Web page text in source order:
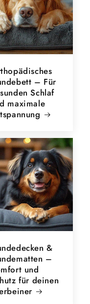
– Für
Schlaf
maximale
&
–
und
für deinen